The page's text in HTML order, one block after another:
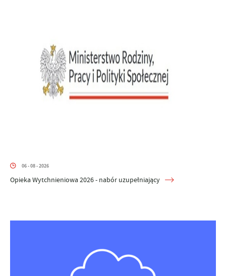
06 - 08 - 2026
Opieka Wytchnieniowa 2026 - nabór uzupełniający